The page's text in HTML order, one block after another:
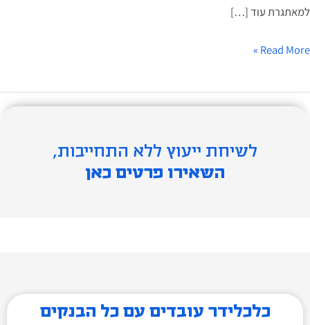
למאתגרת עוד […]
Read More »
לשיחת ייעוץ ללא התחייבות,
השאירו פרטים כאן
כלכלידר עובדים עם כל הבנקים